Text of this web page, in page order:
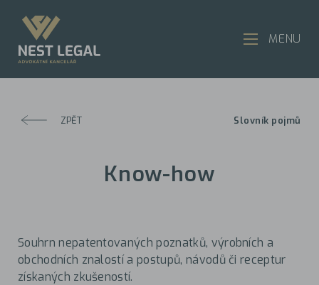
ZPĚT Slovník pojmů
Know-how
Souhrn nepatentovaných poznatků, výrobních a
obchodních znalostí a postupů, návodů či receptur
získaných zkušeností.
MENU